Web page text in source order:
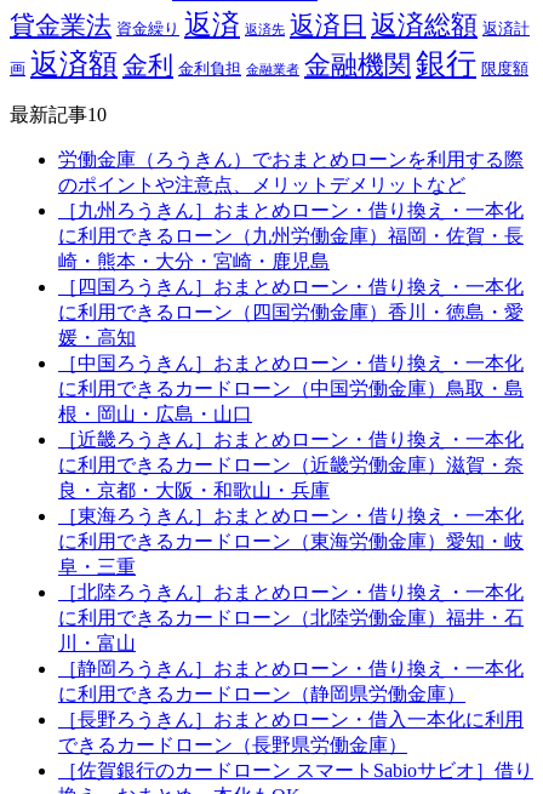
貸金業法 資金繰り 返済 返済先 返済日 返済総額 返済計
画 返済額金利 金利負担 金融業者 金融機関 銀行 限度額
最新記事10
労働金庫（ろうきん）でおまとめローンを利用する際
のポイントや注意点、メリットデメリットなど
［九州ろうきん］おまとめローン・借り換え・一本化
に利用できるローン（九州労働金庫）福岡・佐賀・長
崎・熊本・大分・宮崎・鹿児島
［四国ろうきん］おまとめローン・借り換え・一本化
に利用できるローン（四国労働金庫）香川・徳島・愛
媛・高知
［中国ろうきん］おまとめローン・借り換え・一本化
に利用できるカードローン（中国労働金庫）鳥取・島
根・岡山・広島・山口
［近畿ろうきん］おまとめローン・借り換え・一本化
に利用できるカードローン（近畿労働金庫）滋賀・奈
良・京都・大阪・和歌山・兵庫
［東海ろうきん］おまとめローン・借り換え・一本化
に利用できるカードローン（東海労働金庫）愛知・岐
阜・三重
［北陸ろうきん］おまとめローン・借り換え・一本化
に利用できるカードローン（北陸労働金庫）福井・石
川・富山
［静岡ろうきん］おまとめローン・借り換え・一本化
に利用できるカードローン（静岡県労働金庫）
［長野ろうきん］おまとめローン・借入一本化に利用
できるカードローン（長野県労働金庫）
［佐賀銀行のカードローン スマートSabioサビオ］借り